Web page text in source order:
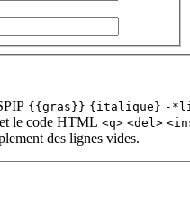
{{gras}} {italique} -
et le code HTML <q> <del>
des lignes vides.